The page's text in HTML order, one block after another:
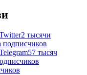
2 тысячи
подписчиков
57 тысяч